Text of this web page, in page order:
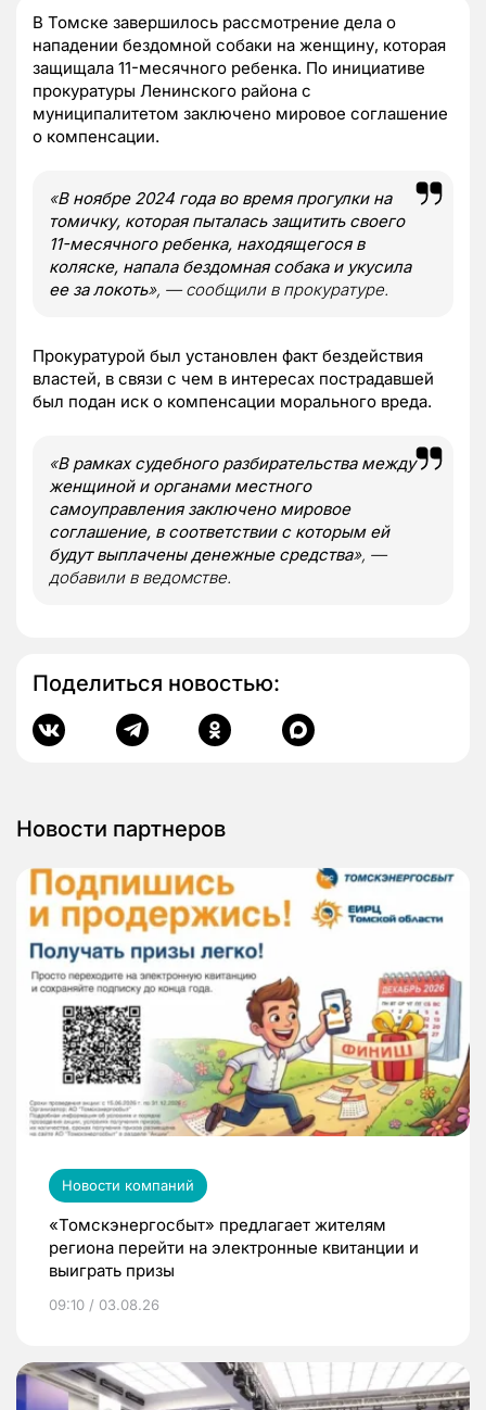
В Томске завершилось рассмотрение дела о
нападении бездомной собаки на женщину, которая
защищала 11-месячного ребенка. По инициативе
прокуратуры Ленинского района с
муниципалитетом заключено мировое соглашение
о компенсации.
«В ноябре 2024 года во время прогулки на
томичку, которая пыталась защитить своего
11-месячного ребенка, находящегося в
коляске, напала бездомная собака и укусила
ее за локоть», — сообщили в прокуратуре.
Прокуратурой был установлен факт бездействия
властей, в связи с чем в интересах пострадавшей
был подан иск о компенсации морального вреда.
«В рамках судебного разбирательства между
женщиной и органами местного
самоуправления заключено мировое
соглашение, в соответствии с которым ей
будут выплачены денежные средства», —
добавили в ведомстве.
Поделиться новостью:
Новости партнеров
Новости компаний
«Томскэнергосбыт» предлагает жителям
региона перейти на электронные квитанции и
выиграть призы
09:10 / 03.08.26